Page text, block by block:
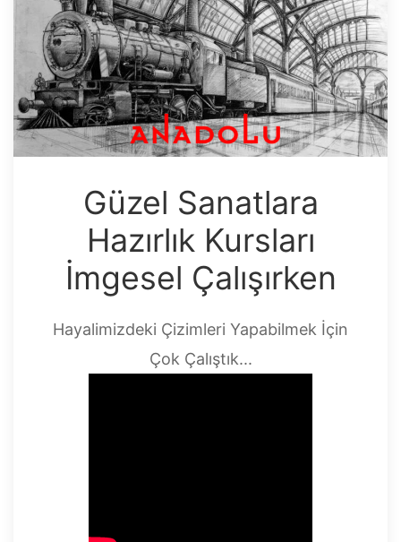
Güzel Sanatlara
Hazırlık Kursları
İmgesel Çalışırken
Hayalimizdeki Çizimleri Yapabilmek İçin
Çok Çalıştık...